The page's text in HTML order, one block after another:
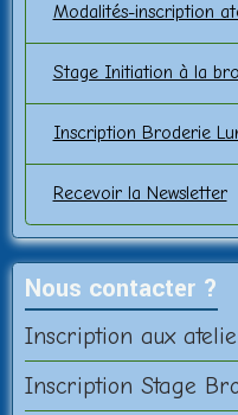
Modalités-inscription
Stage Initiation à la
Inscription Broderie
Recevoir la Newsletter
Nous contacter ?
Inscription aux
Inscription Stage